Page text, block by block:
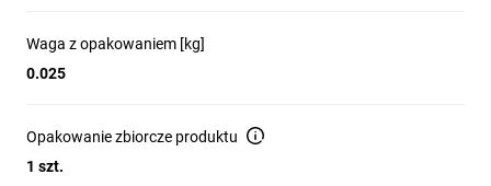
Waga z opakowaniem [kg]
0.025
Opakowanie zbiorcze produktu
1 szt.